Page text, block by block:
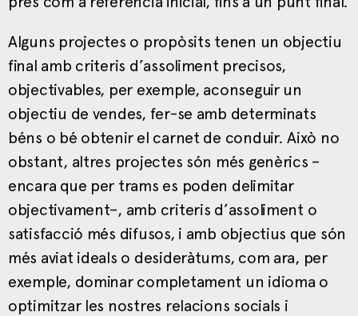
Alguns projectes o propòsits tenen un objectiu
final amb criteris d’assoliment precisos,
objectivables, per exemple, aconseguir un
objectiu de vendes, fer-se amb determinats
béns o bé obtenir el carnet de conduir. Això no
obstant, altres projectes són més genèrics –
encara que per trams es poden delimitar
objectivament–, amb criteris d’assoliment o
satisfacció més difusos, i amb objectius que són
més aviat ideals o desideràtums, com ara, per
exemple, dominar completament un idioma o
optimitzar les nostres relacions socials i